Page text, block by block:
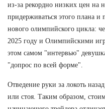
из-за рекордно низких цен на
придерживаться этого плана
нового олимпийского цикла:
2025 году и Олимпийскими
этом самом "интервью"
"допрос по всей форме".
Отведение руки за локоть
или стоя. Таким образом,